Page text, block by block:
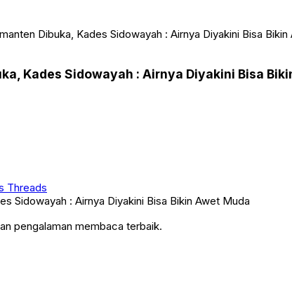
Dibuka, Kades Sidowayah : Airnya Diyakini Bisa
Kades Sidowayah : Airnya Diyakini Bisa
Threads
pengalaman membaca terbaik.